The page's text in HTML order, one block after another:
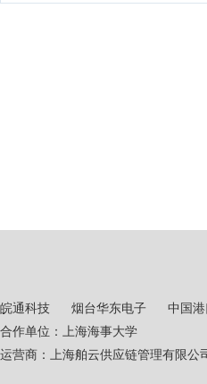
皖通科技 烟台华东电子 中国港
合作单位：上海海事大学
运营商：上海舶云供应链管理